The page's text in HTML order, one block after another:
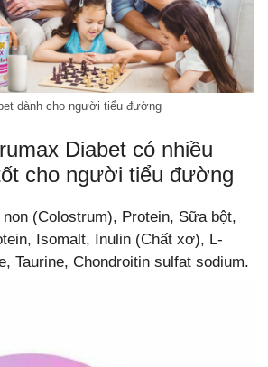
dành cho người tiểu đường
Diabet có nhiều
cho người tiểu đường
non (Colostrum), Protein, Sữa bột,
Isomalt, Inulin (Chất xơ), L-
Taurine, Chondroitin sulfat sodium.